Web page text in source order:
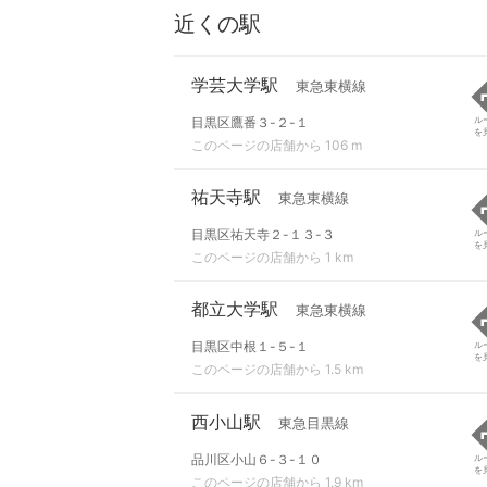
近くの駅
学芸大学駅 東急東横線
目黒区鷹番３-２-１
このページの店舗から 106 m
ル
を
祐天寺駅 東急東横線
目黒区祐天寺２-１３-３
このページの店舗から 1 km
ル
を
都立大学駅 東急東横線
目黒区中根１-５-１
このページの店舗から 1.5 km
ル
を
西小山駅 東急目黒線
品川区小山６-３-１０
このページの店舗から 1.9 km
ル
を